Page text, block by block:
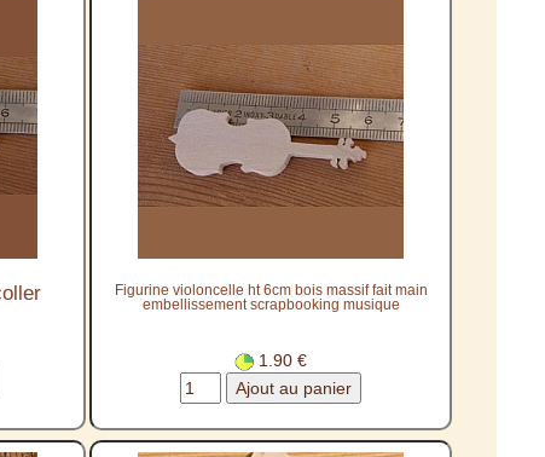
Figurine violoncelle ht 6cm bois massif fait main
embellissement scrapbooking musique
1.90 €